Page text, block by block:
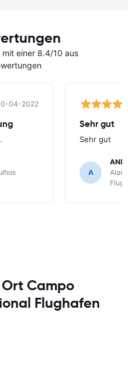
einer 8.4/10 aus
04-2022
Sehr gut
Sehr gut
A
Campo
Flughafen